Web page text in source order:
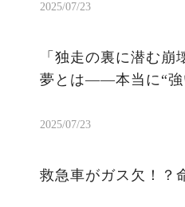
2025/07/23
「独走の裏に潜む
夢とは——本当に“強
2025/07/23
救急車がガス欠！？